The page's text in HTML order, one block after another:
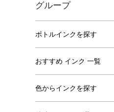
グループ
ボトルインクを探す
おすすめ インク 一覧
色からインクを探す